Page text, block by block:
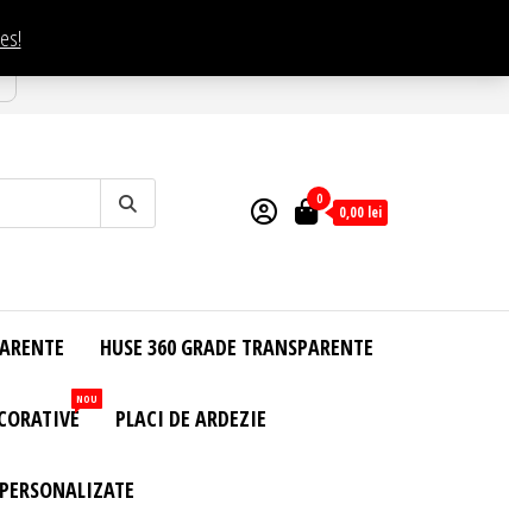
0
0,00 lei
HUSE 360 GRADE TRANSPARENTE
NOU
PLACI DE ARDEZIE